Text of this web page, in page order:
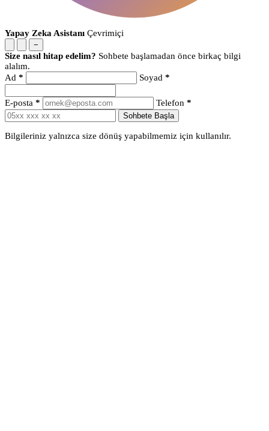
Yapay Zeka Asistanı Çevrimiçi
−
Size nasıl hitap edelim? Sohbete başlamadan önce birkaç bilgi
alalım.
Ad * Soyad *
E-posta * Telefon *
Sohbete Başla
Bilgileriniz yalnızca size dönüş yapabilmemiz için kullanılır.